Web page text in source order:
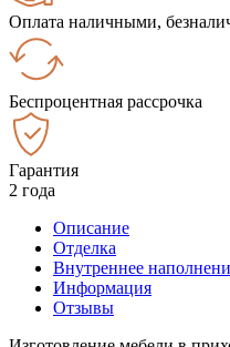
Оплата наличными,
Беспроцентная рассрочка
Гарантия
2 года
Описание
Отделка
Внутреннее
Информация
Отзывы